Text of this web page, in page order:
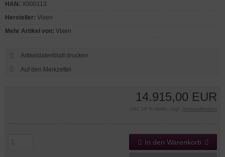
14.915,00 EUR
inkl. 19 % MwSt. zzgl. Versandkosten
In den Warenkorb
HAN: X000113
Hersteller: Vixen
Mehr Artikel von: Vixen
Artikeldatenblatt drucken